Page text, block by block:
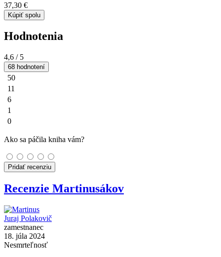
37,30 €
Kúpiť spolu
Hodnotenia
4,6 / 5
68 hodnotení
50
11
6
1
0
Ako sa páčila kniha vám?
Pridať recenziu
Recenzie Martinusákov
Juraj Polakovič
zamestnanec
18. júla 2024
Nesmrteľnosť